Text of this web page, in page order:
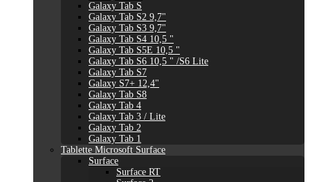
Galaxy Tab S
Galaxy Tab S2 9,7"
Galaxy Tab S3 9,7"
Galaxy Tab S4 10,5 "
Galaxy Tab S5E 10,5 "
Galaxy Tab S6 10,5 " /S6 Lite
Galaxy Tab S7
Galaxy S7+ 12,4"
Galaxy Tab S8
Galaxy Tab 4
Galaxy Tab 3 / Lite
Galaxy Tab 2
Galaxy Tab 1
Tablette Microsoft Surface
Surface
Surface RT